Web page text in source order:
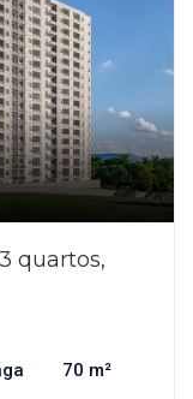
quartos,
70 m²